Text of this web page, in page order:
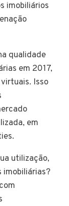
imobiliários
qualidade
em 2017,
Isso
em
utilização,
imobiliárias?